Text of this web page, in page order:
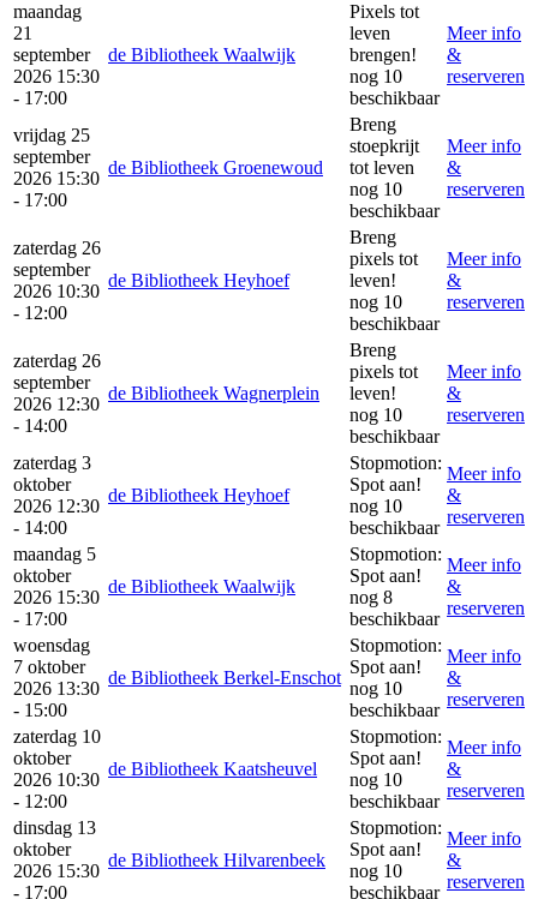
maandag
21
september
2026 15:30
- 17:00
de Bibliotheek Waalwijk
Pixels tot
leven
brengen!
nog 10
beschikbaar
Meer info
&
reserveren
vrijdag 25
september
2026 15:30
- 17:00
de Bibliotheek Groenewoud
Breng
stoepkrijt
tot leven
nog 10
beschikbaar
Meer info
&
reserveren
zaterdag 26
september
2026 10:30
- 12:00
de Bibliotheek Heyhoef
Breng
pixels tot
leven!
nog 10
beschikbaar
Meer info
&
reserveren
zaterdag 26
september
2026 12:30
- 14:00
de Bibliotheek Wagnerplein
Breng
pixels tot
leven!
nog 10
beschikbaar
Meer info
&
reserveren
zaterdag 3
oktober
2026 12:30
- 14:00
de Bibliotheek Heyhoef
Stopmotion:
Spot aan!
nog 10
beschikbaar
Meer info
&
reserveren
maandag 5
oktober
2026 15:30
- 17:00
de Bibliotheek Waalwijk
Stopmotion:
Spot aan!
nog 8
beschikbaar
Meer info
&
reserveren
woensdag
7 oktober
2026 13:30
- 15:00
de Bibliotheek Berkel-Enschot
Stopmotion:
Spot aan!
nog 10
beschikbaar
Meer info
&
reserveren
zaterdag 10
oktober
2026 10:30
- 12:00
de Bibliotheek Kaatsheuvel
Stopmotion:
Spot aan!
nog 10
beschikbaar
Meer info
&
reserveren
dinsdag 13
oktober
2026 15:30
- 17:00
de Bibliotheek Hilvarenbeek
Stopmotion:
Spot aan!
nog 10
beschikbaar
Meer info
&
reserveren